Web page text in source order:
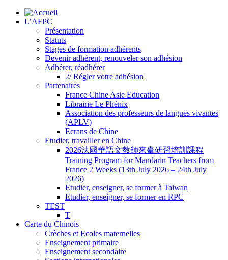
L’AFPC
Présentation
Statuts
Stages de formation adhérents
Devenir adhérent, renouveler son adhésion
Adhérer, réadhérer
2/ Régler votre adhésion
Partenaires
France Chine Asie Education
Librairie Le Phénix
Association des professeurs de langues vivantes
(APLV)
Ecrans de Chine
Etudier, travailler en Chine
2026法國華語文教師來臺研習培訓課程
Training Program for Mandarin Teachers from
France 2 Weeks (13th July 2026 – 24th July
2026)
Etudier, enseigner, se former à Taiwan
Etudier, enseigner, se former en RPC
TEST
T
Carte du Chinois
Crèches et Ecoles maternelles
Enseignement primaire
Enseignement secondaire